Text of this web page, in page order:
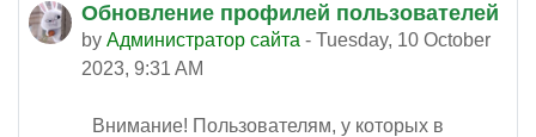
Обновление профилей пользователей
by Администратор сайта - Tuesday, 10 October
2023, 9:31 AM
Внимание! Пользователям, у которых в